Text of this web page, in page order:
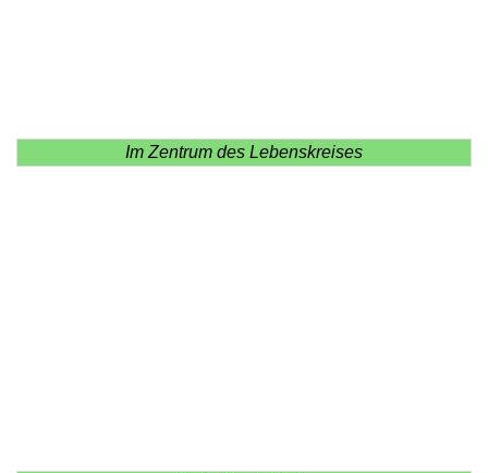
Im Zentrum des Lebenskreises